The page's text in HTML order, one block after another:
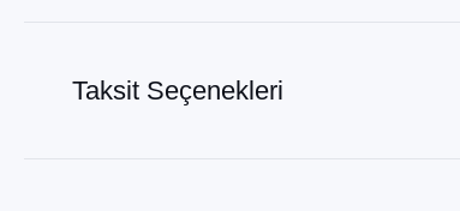
Taksit Seçenekleri